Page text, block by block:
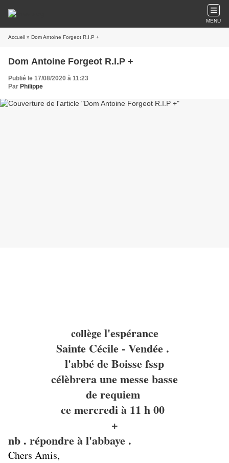
MENU
Accueil » Dom Antoine Forgeot R.I.P +
Dom Antoine Forgeot R.I.P +
Publié le 17/08/2020 à 11:23
Par Philippe
collègel'espérance
Sainte Cécile - Vendée .
l'abbé de Boisse fssp
célèbrera une messe basse
de requiem
ce mercredi à 11 h 00
+
nb . répondre à l'abbaye .
Chers Amis,